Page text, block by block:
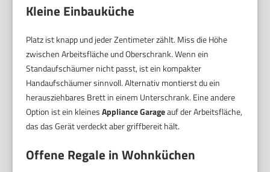
Kleine Einbauküche
Platz ist knapp und jeder Zentimeter zählt. Miss die Höhe
zwischen Arbeitsfläche und Oberschrank. Wenn ein
Standaufschäumer nicht passt, ist ein kompakter
Handaufschäumer sinnvoll. Alternativ montierst du ein
herausziehbares Brett in einem Unterschrank. Eine andere
Option ist ein kleinesAppliance Garageauf der Arbeitsfläche,
das das Gerät verdeckt aber griffbereit hält.
Offene Regale in Wohnküchen